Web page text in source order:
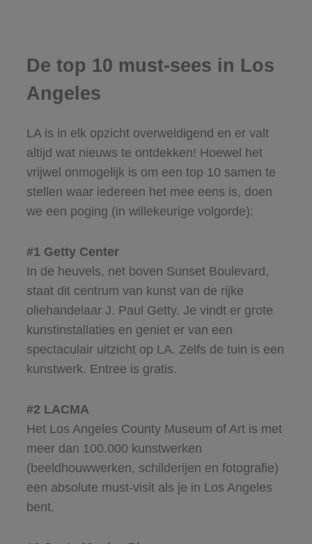
De top 10 must-sees in Los
Angeles
LA is in elk opzicht overweldigend en er valt
altijd wat nieuws te ontdekken! Hoewel het
vrijwel onmogelijk is om een top 10 samen te
stellen waar iedereen het mee eens is, doen
we een poging (in willekeurige volgorde):
#1 Getty Center
In de heuvels, net boven Sunset Boulevard,
staat dit centrum van kunst van de rijke
oliehandelaar J. Paul Getty. Je vindt er grote
kunstinstallaties en geniet er van een
spectaculair uitzicht op LA. Zelfs de tuin is een
kunstwerk. Entree is gratis.
#2 LACMA
Het Los Angeles County Museum of Art is met
meer dan 100.000 kunstwerken
(beeldhouwwerken, schilderijen en fotografie)
een absolute must-visit als je in Los Angeles
bent.